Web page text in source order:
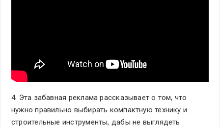
4. Эта забавная реклама рассказывает о том, что
нужно правильно выбирать компактную технику и
строительные инструменты, дабы не выглядеть